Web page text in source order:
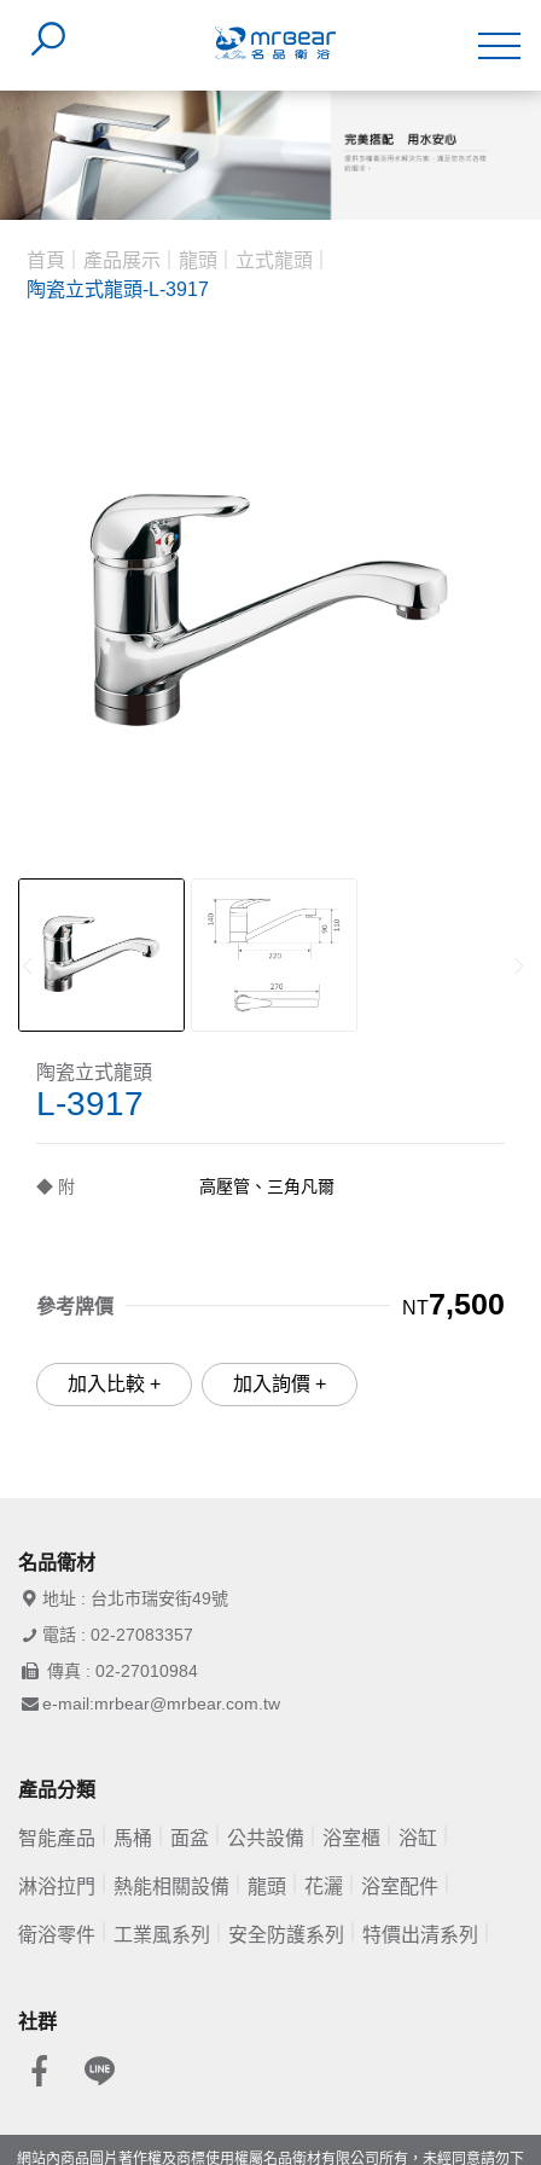
首頁 產品展示 龍頭
立式龍頭
陶瓷立式龍頭-L-3917
陶瓷立式龍頭
L-3917
◆ 附 高壓管、三角凡爾
參考牌價 NT7,500
加入比較 + 加入詢價 +
名品衛材
地址 : 台北市瑞安街49號
電話 : 02-27083357
傳真 : 02-27010984
e-mail:mrbear@mrbear.com.tw
產品分類
智能產品 馬桶 面盆 公共設備 浴室櫃 浴缸
淋浴拉門 熱能相關設備 龍頭 花灑 浴室配件
衛浴零件 工業風系列 安全防護系列 特價出清系列
社群
網站內商品圖片著作權及商標使用權屬名品衛材有限公司所有，未經同意請勿下